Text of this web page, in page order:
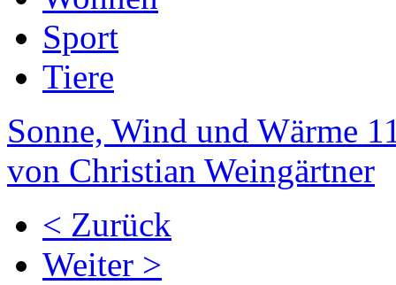
Sport
Tiere
Sonne, Wind und Wärme
von Christian Weingärtner
< Zurück
Weiter >